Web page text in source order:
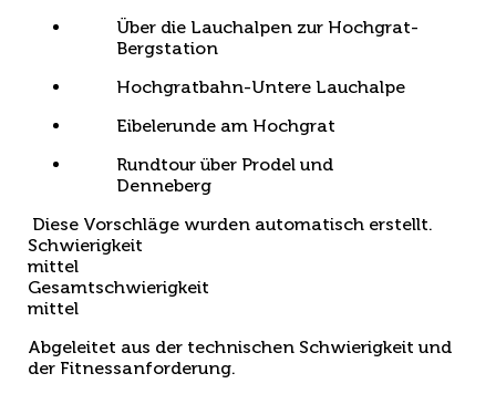
Über die Lauchalpen zur Hochgrat-
Bergstation
Hochgratbahn-Untere Lauchalpe
Eibelerunde am Hochgrat
Rundtour über Prodel und
Denneberg
Diese Vorschläge wurden automatisch erstellt.
Schwierigkeit
mittel
Gesamtschwierigkeit
mittel
Abgeleitet aus der technischen Schwierigkeit und
der Fitnessanforderung.